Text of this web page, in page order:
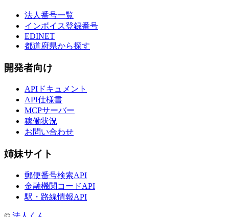
法人番号一覧
インボイス登録番号
EDINET
都道府県から探す
開発者向け
APIドキュメント
API仕様書
MCPサーバー
稼働状況
お問い合わせ
姉妹サイト
郵便番号検索API
金融機関コードAPI
駅・路線情報API